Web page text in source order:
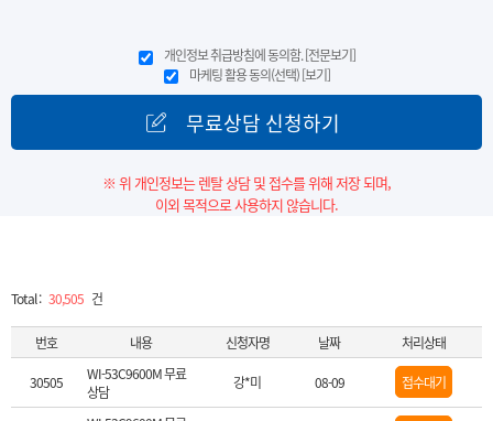
개인정보 취급방침에 동의함. [전문보기]
마케팅 활용 동의(선택) [보기]
무료상담 신청하기
※ 위 개인정보는 렌탈 상담 및 접수를 위해 저장 되며,
이외 목적으로 사용하지 않습니다.
Total : 30,505 건
번호 내용 신청자명 날짜 처리상태
30505
WI-53C9600M 무료
상담
강*미 08-09 접수대기